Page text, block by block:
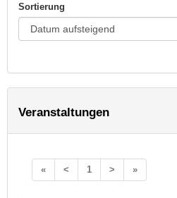
Sortierung
Veranstaltungen
« < 1 > »